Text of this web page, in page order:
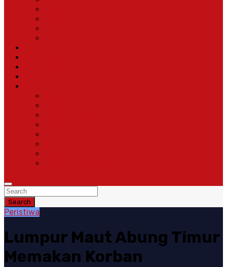
Search
Peristiwa
Lumpur Maut Abung Timur
Memakan Korban